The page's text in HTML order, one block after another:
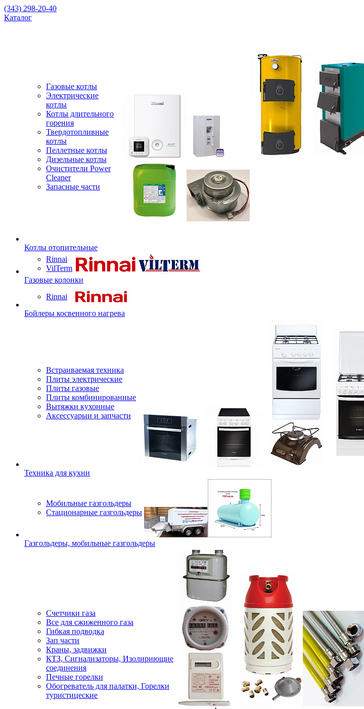
(343) 298-20-40
Каталог
Газовые котлы
Электрические
котлы
Котлы длительного
горения
Твердотопливные
котлы
Пеллетные котлы
Дизельные котлы
Очистители Power
Cleaner
Запасные части
Котлы отопительные
Rinnai
VilTerm
Газовые колонки
Rinnai
Бойлеры косвенного нагрева
Встраиваемая техника
Плиты электрические
Плиты газовые
Плиты комбинированные
Вытяжки кухонные
Аксессуарыи и запчасти
Техника для кухни
Мобильные газгольдеры
Стационарные газгольдеры
Газгольдеры, мобильные газгольдеры
Счетчики газа
Все для сжиженного газа
Гибкая подводка
Зап части
Краны, задвижки
КТЗ, Сигнализаторы, Изолириющие
соединения
Печные горелки
Обогреватель для палатки, Горелки
туристицеские